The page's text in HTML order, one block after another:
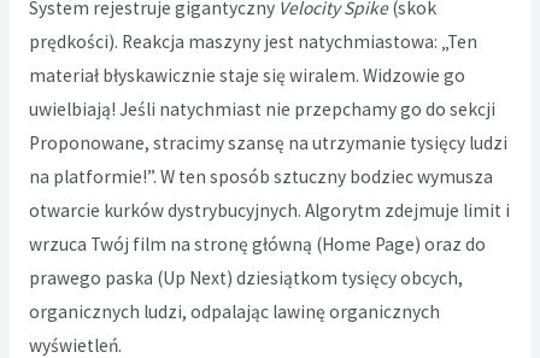
System rejestruje gigantyczny Velocity Spike(skok
prędkości). Reakcja maszyny jest natychmiastowa: „Ten
materiał błyskawicznie staje się wiralem. Widzowie go
uwielbiają! Jeśli natychmiast nie przepchamy go do sekcji
Proponowane, stracimy szansę na utrzymanie tysięcy ludzi
na platformie!”. W ten sposób sztuczny bodziec wymusza
otwarcie kurków dystrybucyjnych. Algorytm zdejmuje limit i
wrzuca Twój film na stronę główną (Home Page) oraz do
prawego paska (Up Next) dziesiątkom tysięcy obcych,
organicznych ludzi, odpalając lawinę organicznych
wyświetleń.